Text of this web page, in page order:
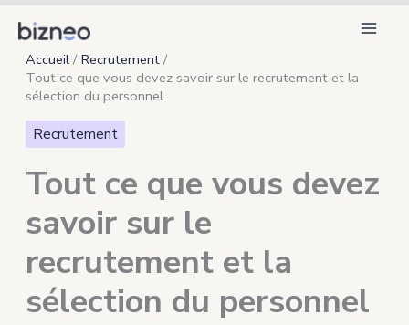
contenu
Accueil
Recrutement
Tout ce que vous devez savoir sur le recrutement et la
sélection du personnel
Recrutement
Tout ce que vous devez
savoir sur le
recrutement et la
sélection du personnel